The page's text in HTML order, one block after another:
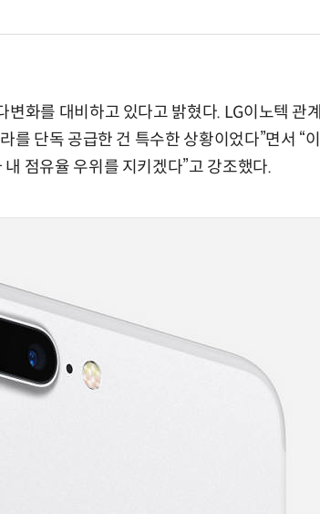
변화를 대비하고 있다고 밝혔다. LG이노텍 관
를 단독 공급한 건 특수한 상황이었다”면서 “
점유율 우위를 지키겠다”고 강조했다.